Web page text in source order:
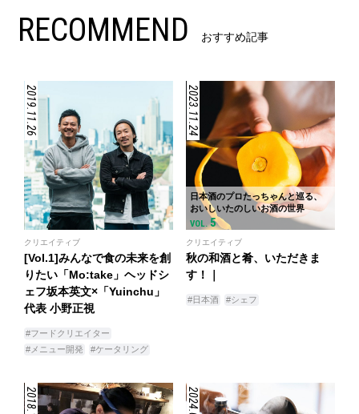
RECOMMEND おすすめ記事
2019.11.26
クリエイティブ
[Vol.1]みんなで食の未来を創
りたい「Mo:take」ヘッドシ
ェフ坂本英文×「Yuinchu」
代表 小野正視
#フードクリエイター
#メニュー開発
#ケータリング
2023.11.24
日本酒のプロたっちゃんと巡る、
おいしいたのしいお酒の世界
VOL.5
クリエイティブ
秋の和酒と肴、いただきま
す！｜
#日本酒 #シェフ